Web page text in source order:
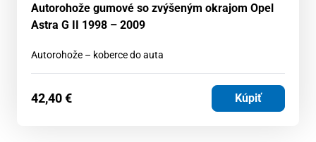
Autorohože gumové so zvýšeným okrajom Opel
Astra G II 1998 – 2009
Autorohože – koberce do auta
42,40€ Kúpiť